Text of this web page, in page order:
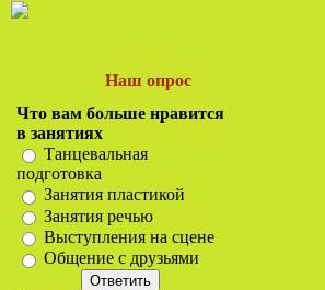
Наш опрос
Что вам больше нравится
в занятиях
Танцевальная
подготовка
Занятия пластикой
Занятия речью
Выступления на сцене
Общение с друзьями